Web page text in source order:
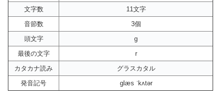
文字数
11文字
音節数
3個
頭文字
g
最後の文字
r
カタカナ読み
グラスカタル
発音記号
glæs ˈkʌtər